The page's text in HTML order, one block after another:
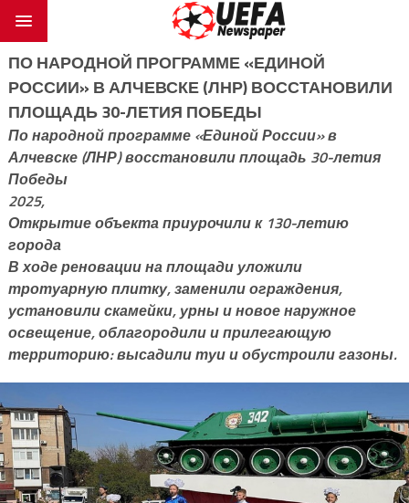
ПО НАРОДНОЙ ПРОГРАММЕ «ЕДИНОЙ
РОССИИ» В АЛЧЕВСКЕ (ЛНР) ВОССТАНОВИЛИ
ПЛОЩАДЬ 30-ЛЕТИЯ ПОБЕДЫ
По народной программе «Единой России» в
Алчевске (ЛНР) восстановили площадь 30-летия
Победы
2025,
Открытие объекта приурочили к 130-летию
города
В ходе реновации на площади уложили
тротуарную плитку, заменили ограждения,
установили скамейки, урны и новое наружное
освещение, облагородили и прилегающую
территорию: высадили туи и обустроили газоны.